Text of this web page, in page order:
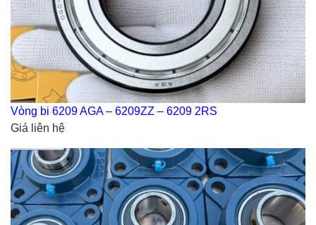
Vòng bi 6209 AGA – 6209ZZ – 6209 2RS
Giá liên hệ